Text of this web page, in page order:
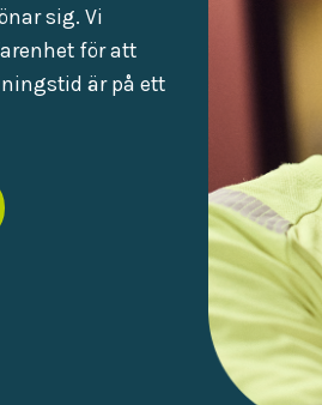
sig. Vi
för att
är på ett